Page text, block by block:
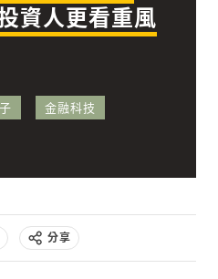
經濟
科技
資人更看重風
金融科技
分享